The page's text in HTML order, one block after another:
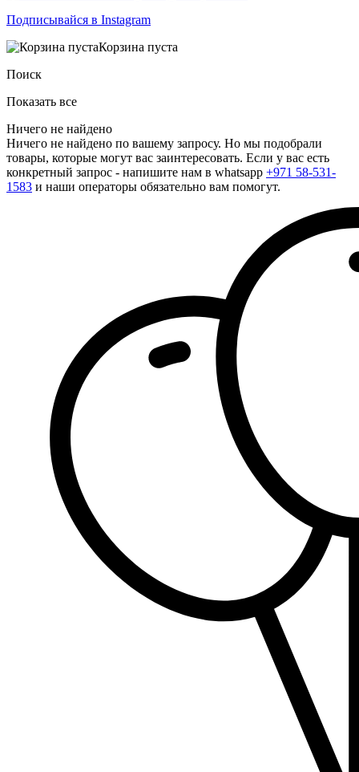
Подписывайся в Instagram
Корзина пуста
Поиск
Показать все
Ничего не найдено
Ничего не найдено по вашему запросу. Но мы подобрали
товары, которые могут вас заинтересовать. Если у вас есть
конкретный запрос - напишите нам в whatsapp +971 58-531-
1583 и наши операторы обязательно вам помогут.